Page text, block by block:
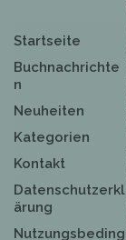
Startseite
Buchnachrichte
n
Neuheiten
Kategorien
Kontakt
Datenschutzerkl
ärung
Nutzungsbeding